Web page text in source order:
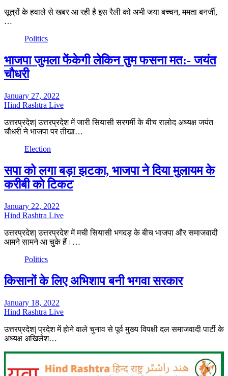
सूत्रों के हवाले से खबर आ रही है इस रैली को अभी जया बच्चन, ममता बनर्जी,
…
Politics
भाजपा जुमला फेंकेगी लेकिन तुम फसना मत:- जयंत
चौधरी
January 27, 2022
Hind Rashtra Live
उत्तरप्रदेश| उत्तरप्रदेश में जारी सियासी सरगर्मी के बीच रालोद अध्यक्ष जयंत
चौधरी ने भाजपा पर तीखा…
Election
सपा को लगा बड़ा झटका, भाजपा ने दिया मुलायम के
करीबी को टिकट
January 22, 2022
Hind Rashtra Live
उत्तरप्रदेश| उत्तरप्रदेश में मची सियासी भगदड़ के बीच भाजपा और समाजवादी
आमने सामने आ चुके हैं।…
Politics
किसानों के लिए अभिशाप बनी भगवा सरकार
January 18, 2022
Hind Rashtra Live
उत्तरप्रदेश| प्रदेश में होने वाले चुनाव से पूर्व मुख्य विपक्षी दल समाजवादी पार्टी के
अध्यक्ष अखिलेश…